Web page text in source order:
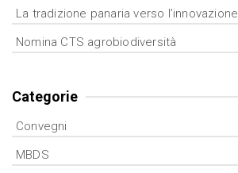
La tradizione panaria verso l’innovazione
Nomina CTS agrobiodiversità
Categorie
Convegni
MBDS